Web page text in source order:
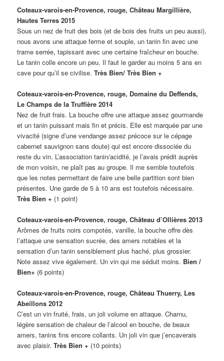
Coteaux-varois-en-Provence, rouge, Château Margillière,
Hautes Terres 2015
Sous un nez de fruit des bois (et de bois des fruits un peu aussi),
nous avons une attaque ferme et souple, un tanin fin avec une
trame serrée, tapissant avec une certaine fraîcheur en bouche.
Le tanin colle encore un peu. Il faut le garder au moins 5 ans en
cave pour qu’il se civilise.Très Bien/ Très Bien +
Coteaux-varois-en-Provence, rouge, Domaine du Deffends,
Le Champs de la Truffière 2014
Nez de fruit frais. La bouche offre une attaque assez gourmande
et un tanin puissant mais fin et précis. Elle est marquée par une
vivacité (signe d’une vendange assez précoce sur le cépage
cabernet sauvignon sans doute) qui est encore dissociée du
reste du vin. L’association tanin/acidité, je l’avais prédit auprès
de mon voisin, ne plaît pas au groupe. Il me semble toutefois
que les notes permettant de faire une belle partition sont bien
présentes. Une garde de 5 à 10 ans est toutefois nécessaire.
Très Bien + (1 point)
Coteaux-varois-en-Provence, rouge, Château d’Ollières 2013
Arômes de fruits noirs compotés, vanille, la bouche offre dès
l’attaque une sensation sucrée, des amers notables et la
sensation d’un tanin sensiblement plus haché, plus grossier.
Note assez vive également. Un vin qui me séduit moins. Bien /
Bien+ (6 points)
Coteaux-varois-en-Provence, rouge, Château Thuerry, Les
Abeillons 2012
C’est un vin fruité, frais, un joli volume en attaque. Charnu,
légère sensation de chaleur de l’alcool en bouche, de beaux
amers, tanins fins encore collants. Un joli vin que j’encaverais
avec plaisir.Très Bien + (10 points)